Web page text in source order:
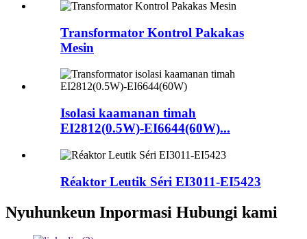
Transformator Kontrol Pakakas
Mesin
Isolasi kaamanan timah
EI2812(0.5W)-EI6644(60W)...
Réaktor Leutik Séri EI3011-EI5423
Nyuhunkeun Inpormasi Hubungi kami